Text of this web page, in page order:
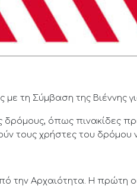
τη Σύμβαση της Βιέννης
δρόμους, όπως πινακίδες
τους χρήστες του δρόμου
την Αρχαιότητα. Η πρώτη